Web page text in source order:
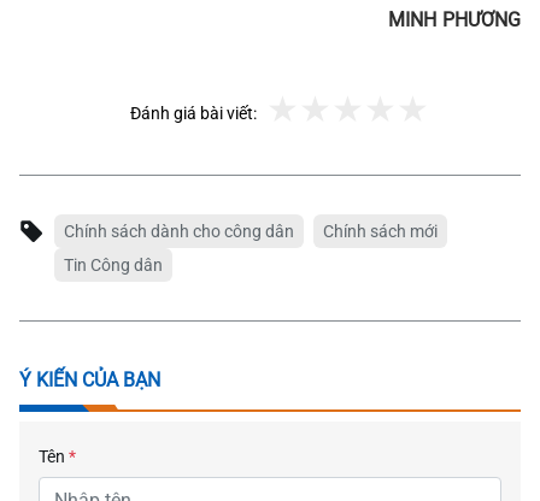
MINH PHƯƠNG
Đánh giá bài viết:
Chính sách dành cho công dân
Chính sách mới
Tin Công dân
Ý KIẾN CỦA BẠN
Tên *